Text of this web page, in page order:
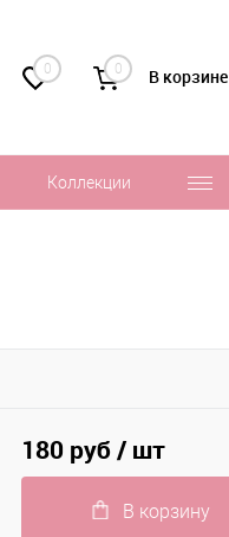
0 0 В корзине
Коллекции
180 руб/ шт
В корзину